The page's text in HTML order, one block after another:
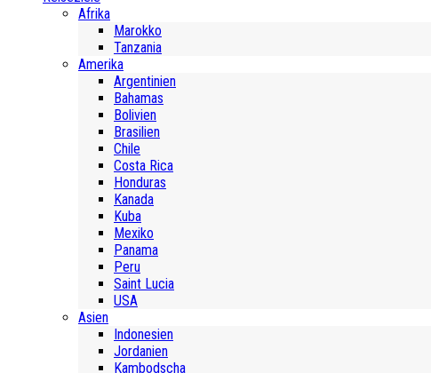
Afrika
Marokko
Tanzania
Amerika
Argentinien
Bahamas
Bolivien
Brasilien
Chile
Costa Rica
Honduras
Kanada
Kuba
Mexiko
Panama
Peru
Saint Lucia
USA
Asien
Indonesien
Jordanien
Kambodscha